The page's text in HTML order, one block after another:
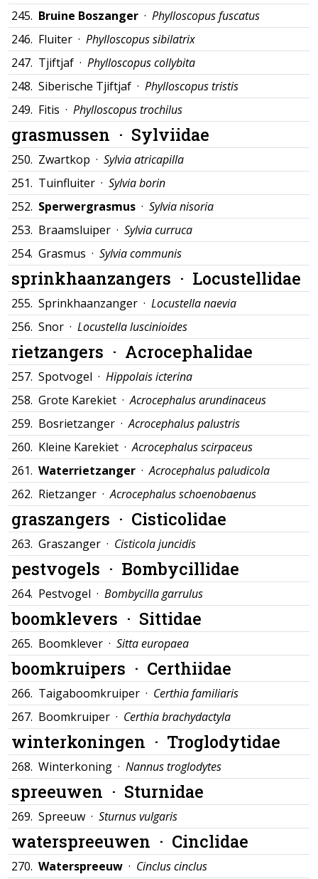
245. Bruine Boszanger · Phylloscopus fuscatus
246. Fluiter · Phylloscopus sibilatrix
247. Tjiftjaf · Phylloscopus collybita
248. Siberische Tjiftjaf · Phylloscopus tristis
249. Fitis · Phylloscopus trochilus
grasmussen · Sylviidae
250. Zwartkop · Sylvia atricapilla
251. Tuinfluiter · Sylvia borin
252. Sperwergrasmus · Sylvia nisoria
253. Braamsluiper · Sylvia curruca
254. Grasmus · Sylvia communis
sprinkhaanzangers · Locustellidae
255. Sprinkhaanzanger · Locustella naevia
256. Snor · Locustella luscinioides
rietzangers · Acrocephalidae
257. Spotvogel · Hippolais icterina
258. Grote Karekiet ·Acrocephalus arundinaceus
259. Bosrietzanger ·Acrocephalus palustris
260. Kleine Karekiet ·Acrocephalus scirpaceus
261. Waterrietzanger ·Acrocephalus paludicola
262. Rietzanger ·Acrocephalus schoenobaenus
graszangers · Cisticolidae
263. Graszanger · Cisticola juncidis
pestvogels · Bombycillidae
264. Pestvogel · Bombycilla garrulus
boomklevers · Sittidae
265. Boomklever · Sitta europaea
boomkruipers · Certhiidae
266. Taigaboomkruiper · Certhia familiaris
267. Boomkruiper · Certhia brachydactyla
winterkoningen · Troglodytidae
268. Winterkoning · Nannus troglodytes
spreeuwen · Sturnidae
269. Spreeuw · Sturnus vulgaris
waterspreeuwen · Cinclidae
270. Waterspreeuw · Cinclus cinclus